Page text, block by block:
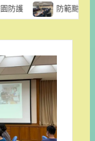
防範颱風停電風險 台電台